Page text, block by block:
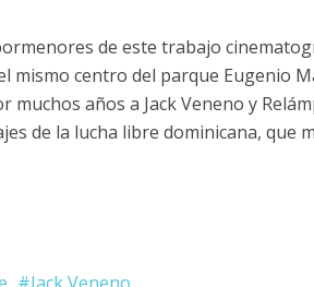
de este trabajo
mismo centro del parque Eugenio
muchos años a Jack Veneno y
de la lucha libre dominicana, que